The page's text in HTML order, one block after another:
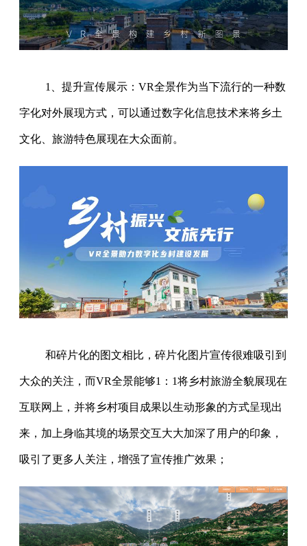
1、提升宣传展示：VR全景作为当下流行的一种数
字化对外展现方式，可以通过数字化信息技术来将乡土
文化、旅游特色展现在大众面前。
和碎片化的图文相比，碎片化图片宣传很难吸引到
大众的关注，而VR全景能够1：1将乡村旅游全貌展现在
互联网上，并将乡村项目成果以生动形象的方式呈现出
来，加上身临其境的场景交互大大加深了用户的印象，
吸引了更多人关注，增强了宣传推广效果；